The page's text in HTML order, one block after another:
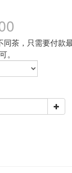
同茶，只需要付款
。